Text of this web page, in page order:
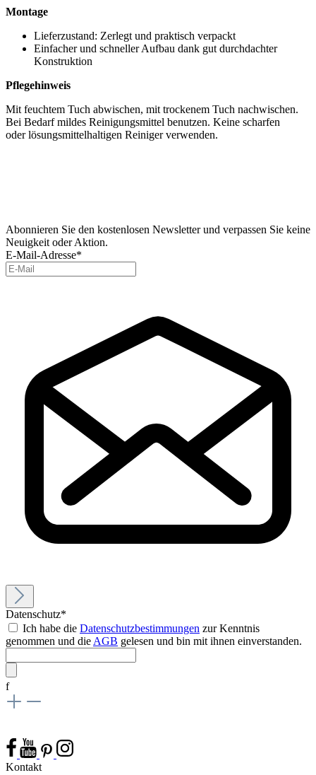
Montage
Lieferzustand: Zerlegt und praktisch verpackt
Einfacher und schneller Aufbau dank gut durchdachter
Konstruktion
Pflegehinweis
Mit feuchtem Tuch abwischen, mit trockenem Tuch nachwischen.
Bei Bedarf mildes Reinigungsmittel benutzen. Keine scharfen
oder lösungsmittelhaltigen Reiniger verwenden.
Abonnieren Sie den kostenlosen Newsletter und verpassen Sie keine
Neuigkeit oder Aktion.
E-Mail-Adresse*
Datenschutz*
Ich habe die Datenschutzbestimmungen zur Kenntnis
genommen und die AGB gelesen und bin mit ihnen einverstanden.
f
Kontakt